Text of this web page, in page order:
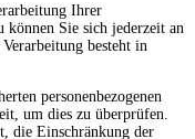
Ihrer
können Sie sich jederzeit an
besteht in
personenbezogenen
um dies zu überprüfen.
die Einschränkung der